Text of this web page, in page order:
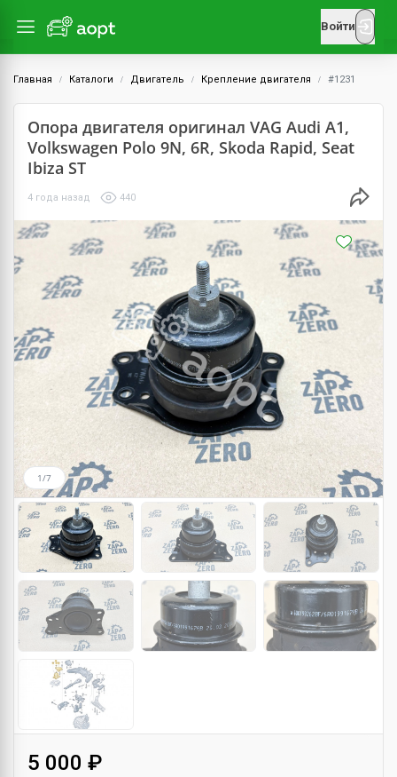
Войти
Главная Каталоги Двигатель Крепление двигателя #1231
Опора двигателя оригинал VAG Audi A1,
Volkswagen Polo 9N, 6R, Skoda Rapid, Seat
Ibiza ST
4 года назад 440
1/7
5 000 ₽